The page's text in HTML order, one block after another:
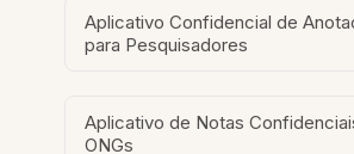
Aplicativo Confidencial de
para Pesquisadores
Aplicativo de Notas
ONGs